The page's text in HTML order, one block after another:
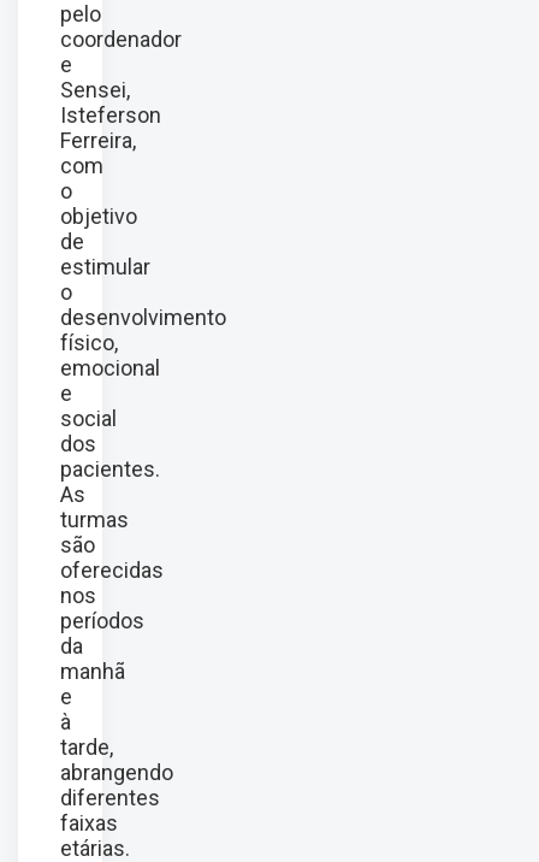
pelo
coordenador
e
Sensei,
Isteferson
Ferreira,
com
o
objetivo
de
estimular
o
desenvolvimento
físico,
emocional
e
social
dos
pacientes.
As
turmas
são
oferecidas
nos
períodos
da
manhã
e
à
tarde,
abrangendo
diferentes
faixas
etárias.